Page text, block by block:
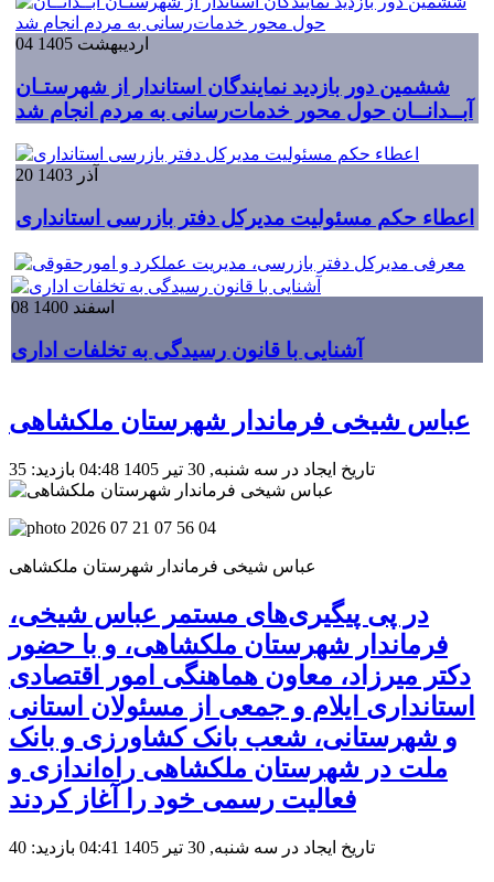
04 ارديبهشت 1405
ششمین دور بازدید نمایندگان استاندار از شهرستـان
آبــدانــان حول محور خدمات‌رسانی به مردم انجام شد
20 آذر 1403
اعطاء حکم مسئولیت مدیرکل دفتر بازرسی استانداری
08 اسفند 1400
آشنایی با قانون رسیدگی به تخلفات اداری
عباس شیخی فرماندار شهرستان ملکشاهی
تاریخ ایجاد در سه شنبه, 30 تیر 1405 04:48 بازدید: 35
عباس شیخی فرماندار شهرستان ملکشاهی
در پی پیگیری‌های مستمر عباس شیخی،
فرماندار شهرستان ملکشاهی، و با حضور
دکتر میرزاد، معاون هماهنگی امور اقتصادی
استانداری ایلام و جمعی از مسئولان استانی
و شهرستانی، شعب بانک کشاورزی و بانک
ملت در شهرستان ملکشاهی راه‌اندازی و
فعالیت رسمی خود را آغاز کردند
تاریخ ایجاد در سه شنبه, 30 تیر 1405 04:41 بازدید: 40